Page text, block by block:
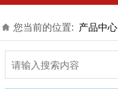
您当前的位置: 产品中心